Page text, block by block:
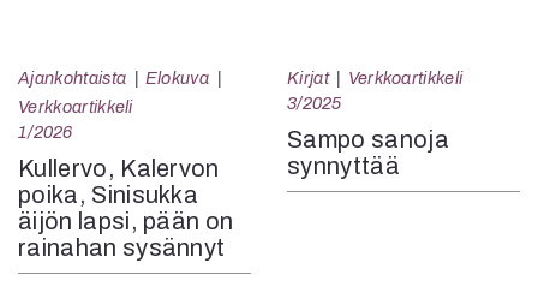
Ajankohtaista
Elokuva
Verkkoartikkeli
1/2026
Kullervo, Kalervon
poika, Sinisukka
äijön lapsi, pään on
rainahan sysännyt
Kirjat
Verkkoartikkeli
3/2025
Sampo sanoja
synnyttää